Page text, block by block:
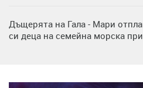
Дъщерята на Гала - Мари
си деца на семейна морска
Братя Аргирови я изненадаха